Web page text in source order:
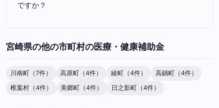
ですか？
宮崎県の他の市町村の医療・健康補助金
川南町（7件） 高原町（4件） 綾町（4件）
高鍋町（4件）
椎葉村（4件）
美郷町（4件） 日之影町（4件）